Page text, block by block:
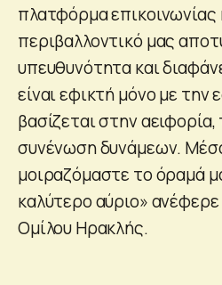
πλατφόρμα επικοινωνίας
περιβαλλοντικό μας
υπευθυνότητα και
είναι εφικτή μόνο με
βασίζεται στην
συνένωση δυνάμεων.
μοιραζόμαστε το όραμά
καλύτερο αύριο» ανέφερε
Ομίλου Ηρακλής.